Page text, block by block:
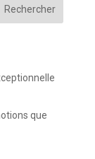
Rechercher
que